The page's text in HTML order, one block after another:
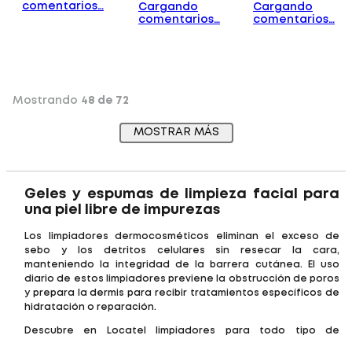
comentarios…
Cargando
comentarios…
Cargando
comentarios…
Mostrando 48 de 72
MOSTRAR MÁS
Geles y espumas de limpieza facial para
una piel libre de impurezas
Los limpiadores dermocosméticos eliminan el exceso de
sebo y los detritos celulares sin resecar la cara,
manteniendo la integridad de la barrera cutánea. El uso
diario de estos limpiadores previene la obstrucción de poros
y prepara la dermis para recibir tratamientos específicos de
hidratación o reparación.
Descubre en Locatel limpiadores para todo tipo de